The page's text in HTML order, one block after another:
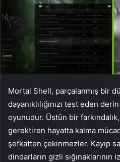
Mortal Shell, parçalanmış bir
dayanıklılığınızı test eden
oyunudur. Üstün bir
gerektiren hayatta kalma
şefkatten çekinmezler. Kayıp
dindarların gizli